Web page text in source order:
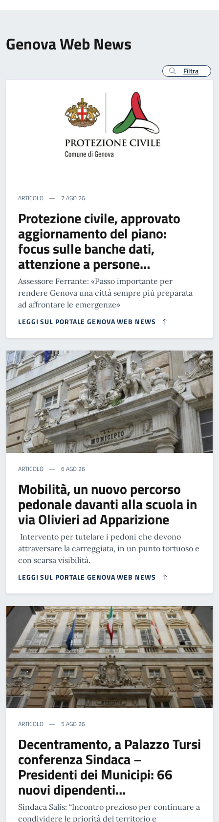
Genova Web News
Filtra
ARTICOLO 7 AGO 26
Protezione civile, approvato
aggiornamento del piano:
focus sulle banche dati,
attenzione a persone…
Assessore Ferrante: «Passo importante per
rendere Genova una città sempre più preparata
ad affrontare le emergenze»
LEGGI SUL PORTALE GENOVA WEB NEWS
ARTICOLO 6 AGO 26
Mobilità, un nuovo percorso
pedonale davanti alla scuola in
via Olivieri ad Apparizione
Intervento per tutelare i pedoni che devono
attraversare la carreggiata, in un punto tortuoso e
con scarsa visibilità.
LEGGI SUL PORTALE GENOVA WEB NEWS
ARTICOLO 5 AGO 26
Decentramento, a Palazzo Tursi
conferenza Sindaca –
Presidenti dei Municipi: 66
nuovi dipendenti…
Sindaca Salis: “Incontro prezioso per continuare a
condividere le priorità del territorio e